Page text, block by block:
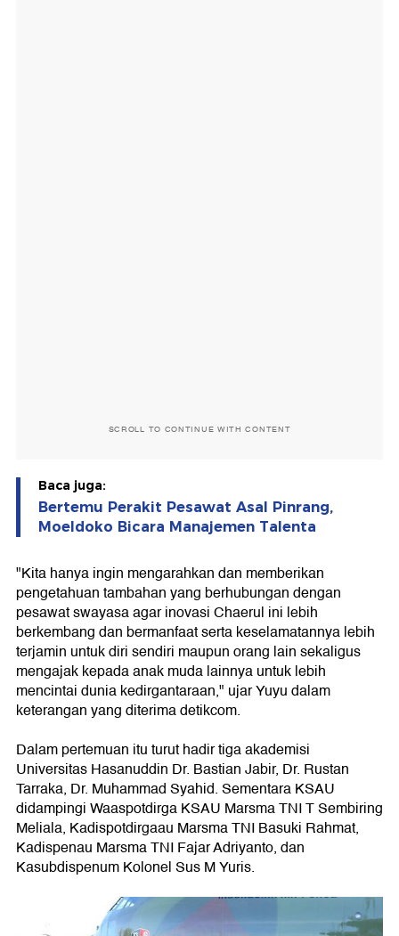
SCROLL TO CONTINUE WITH CONTENT
Baca juga:
Bertemu Perakit Pesawat Asal Pinrang,
Moeldoko Bicara Manajemen Talenta
"Kita hanya ingin mengarahkan dan memberikan
pengetahuan tambahan yang berhubungan dengan
pesawat swayasa agar inovasi Chaerul ini lebih
berkembang dan bermanfaat serta keselamatannya lebih
terjamin untuk diri sendiri maupun orang lain sekaligus
mengajak kepada anak muda lainnya untuk lebih
mencintai dunia kedirgantaraan," ujar Yuyu dalam
keterangan yang diterima detikcom.
Dalam pertemuan itu turut hadir tiga akademisi
Universitas Hasanuddin Dr. Bastian Jabir, Dr. Rustan
Tarraka, Dr. Muhammad Syahid. Sementara KSAU
didampingi Waaspotdirga KSAU Marsma TNI T Sembiring
Meliala, Kadispotdirgaau Marsma TNI Basuki Rahmat,
Kadispenau Marsma TNI Fajar Adriyanto, dan
Kasubdispenum Kolonel Sus M Yuris.